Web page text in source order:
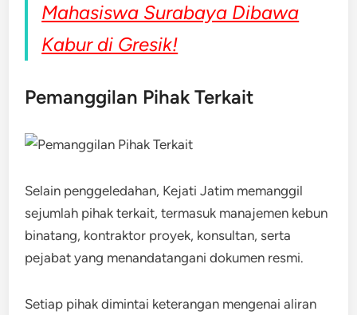
Mahasiswa Surabaya Dibawa
Kabur di Gresik!
Pemanggilan Pihak Terkait
Selain penggeledahan, Kejati Jatim memanggil
sejumlah pihak terkait, termasuk manajemen kebun
binatang, kontraktor proyek, konsultan, serta
pejabat yang menandatangani dokumen resmi.
Setiap pihak dimintai keterangan mengenai aliran